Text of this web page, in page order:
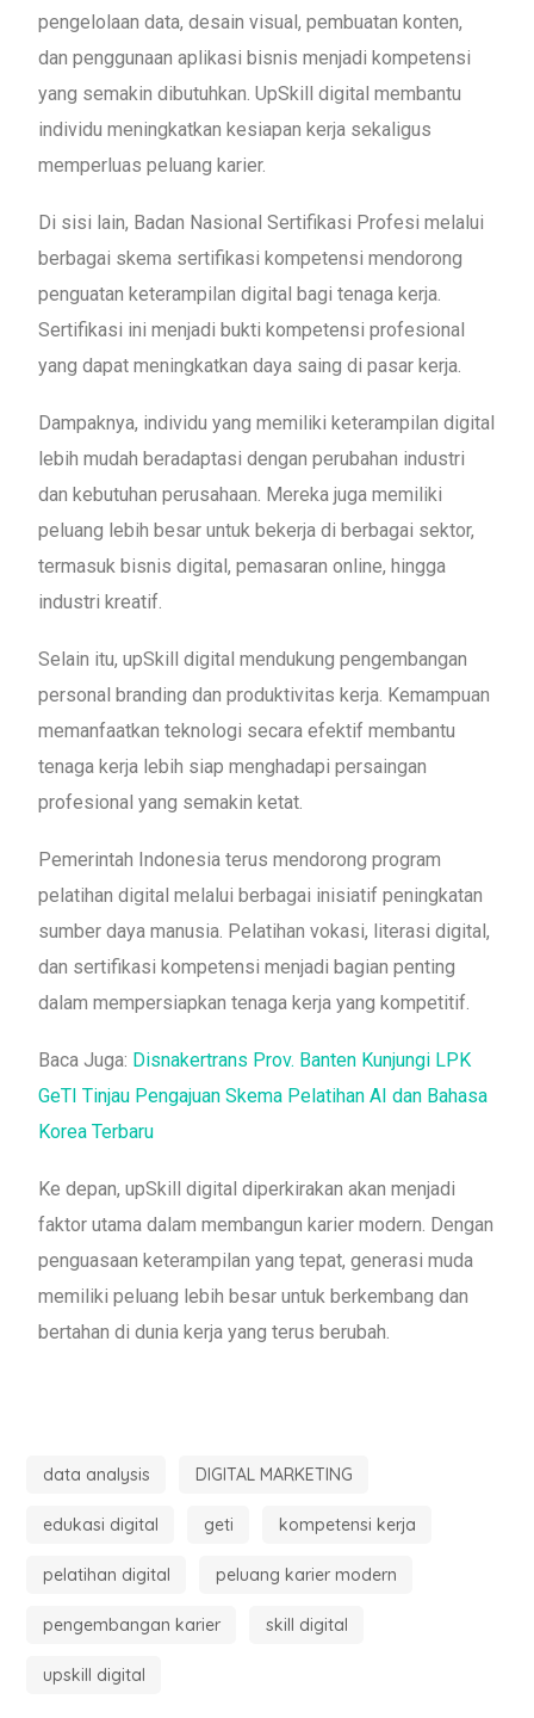
pengelolaan data, desain visual, pembuatan konten,
dan penggunaan aplikasi bisnis menjadi kompetensi
yang semakin dibutuhkan. UpSkill digital membantu
individu meningkatkan kesiapan kerja sekaligus
memperluas peluang karier.
Di sisi lain, Badan Nasional Sertifikasi Profesi melalui
berbagai skema sertifikasi kompetensi mendorong
penguatan keterampilan digital bagi tenaga kerja.
Sertifikasi ini menjadi bukti kompetensi profesional
yang dapat meningkatkan daya saing di pasar kerja.
Dampaknya, individu yang memiliki keterampilan digital
lebih mudah beradaptasi dengan perubahan industri
dan kebutuhan perusahaan. Mereka juga memiliki
peluang lebih besar untuk bekerja di berbagai sektor,
termasuk bisnis digital, pemasaran online, hingga
industri kreatif.
Selain itu, upSkill digital mendukung pengembangan
personal branding dan produktivitas kerja. Kemampuan
memanfaatkan teknologi secara efektif membantu
tenaga kerja lebih siap menghadapi persaingan
profesional yang semakin ketat.
Pemerintah Indonesia terus mendorong program
pelatihan digital melalui berbagai inisiatif peningkatan
sumber daya manusia. Pelatihan vokasi, literasi digital,
dan sertifikasi kompetensi menjadi bagian penting
dalam mempersiapkan tenaga kerja yang kompetitif.
Baca Juga: Disnakertrans Prov. Banten Kunjungi LPK
GeTI Tinjau Pengajuan Skema Pelatihan AI dan Bahasa
Korea Terbaru
Ke depan, upSkill digital diperkirakan akan menjadi
faktor utama dalam membangun karier modern. Dengan
penguasaan keterampilan yang tepat, generasi muda
memiliki peluang lebih besar untuk berkembang dan
bertahan di dunia kerja yang terus berubah.
data analysis DIGITAL MARKETING
edukasi digital geti kompetensi kerja
pelatihan digital peluang karier modern
pengembangan karier skill digital
upskill digital